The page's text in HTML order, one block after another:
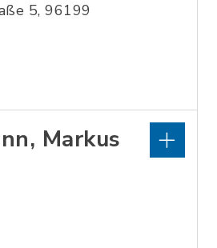
5, 96199
Markus